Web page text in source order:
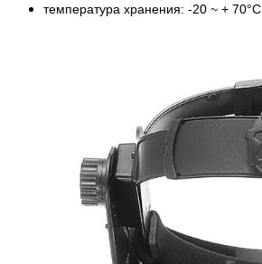
температура хранения: -20 ~ + 70°С